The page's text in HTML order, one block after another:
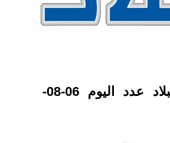
تحميل PDF البلاد عدد اليوم 06-08-